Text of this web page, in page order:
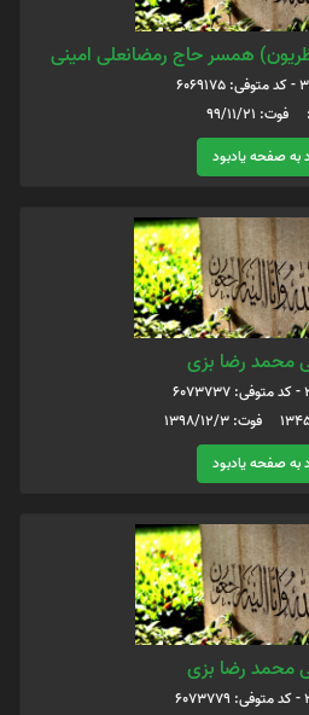
همسر حاج رمضانعلی امینی
۹۹/۱۱/۲۱
به صفحه یادبود
محمد رضا بزی
به صفحه یادبود
محمد رضا بزی